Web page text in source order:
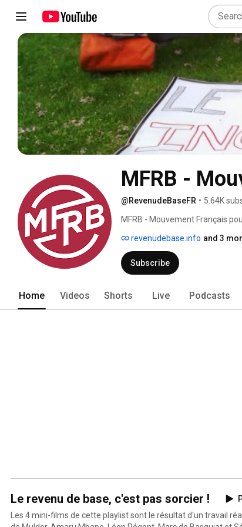
MFRB -
@RevenudeBaseFR • 5.64K
MFRB - Mouvement Français
revenudebase.info and 3
Subscribe
Home Videos Shorts Live Podcasts
Le revenu de base, c'est pas sorcier !
Les 4 mini-films de cette playlist sont le résultat d'un travail